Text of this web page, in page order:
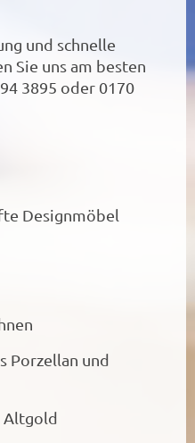
und schnelle
Sie uns am besten
3895 oder 0170
Designmöbel
Porzellan und
Altgold